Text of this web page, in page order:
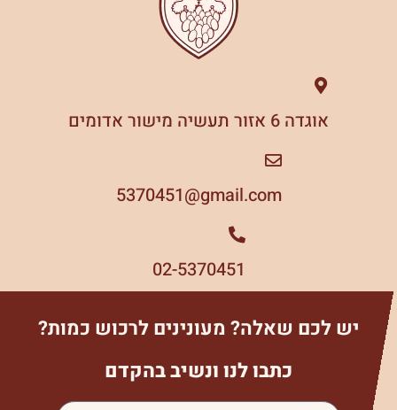
אוגדה 6 אזור תעשיה מישור אדומים
5370451 gmail.com@
02-5370451
יש לכם שאלה? מעונינים לרכוש כמות?
כתבו לנו ונשיב בהקדם